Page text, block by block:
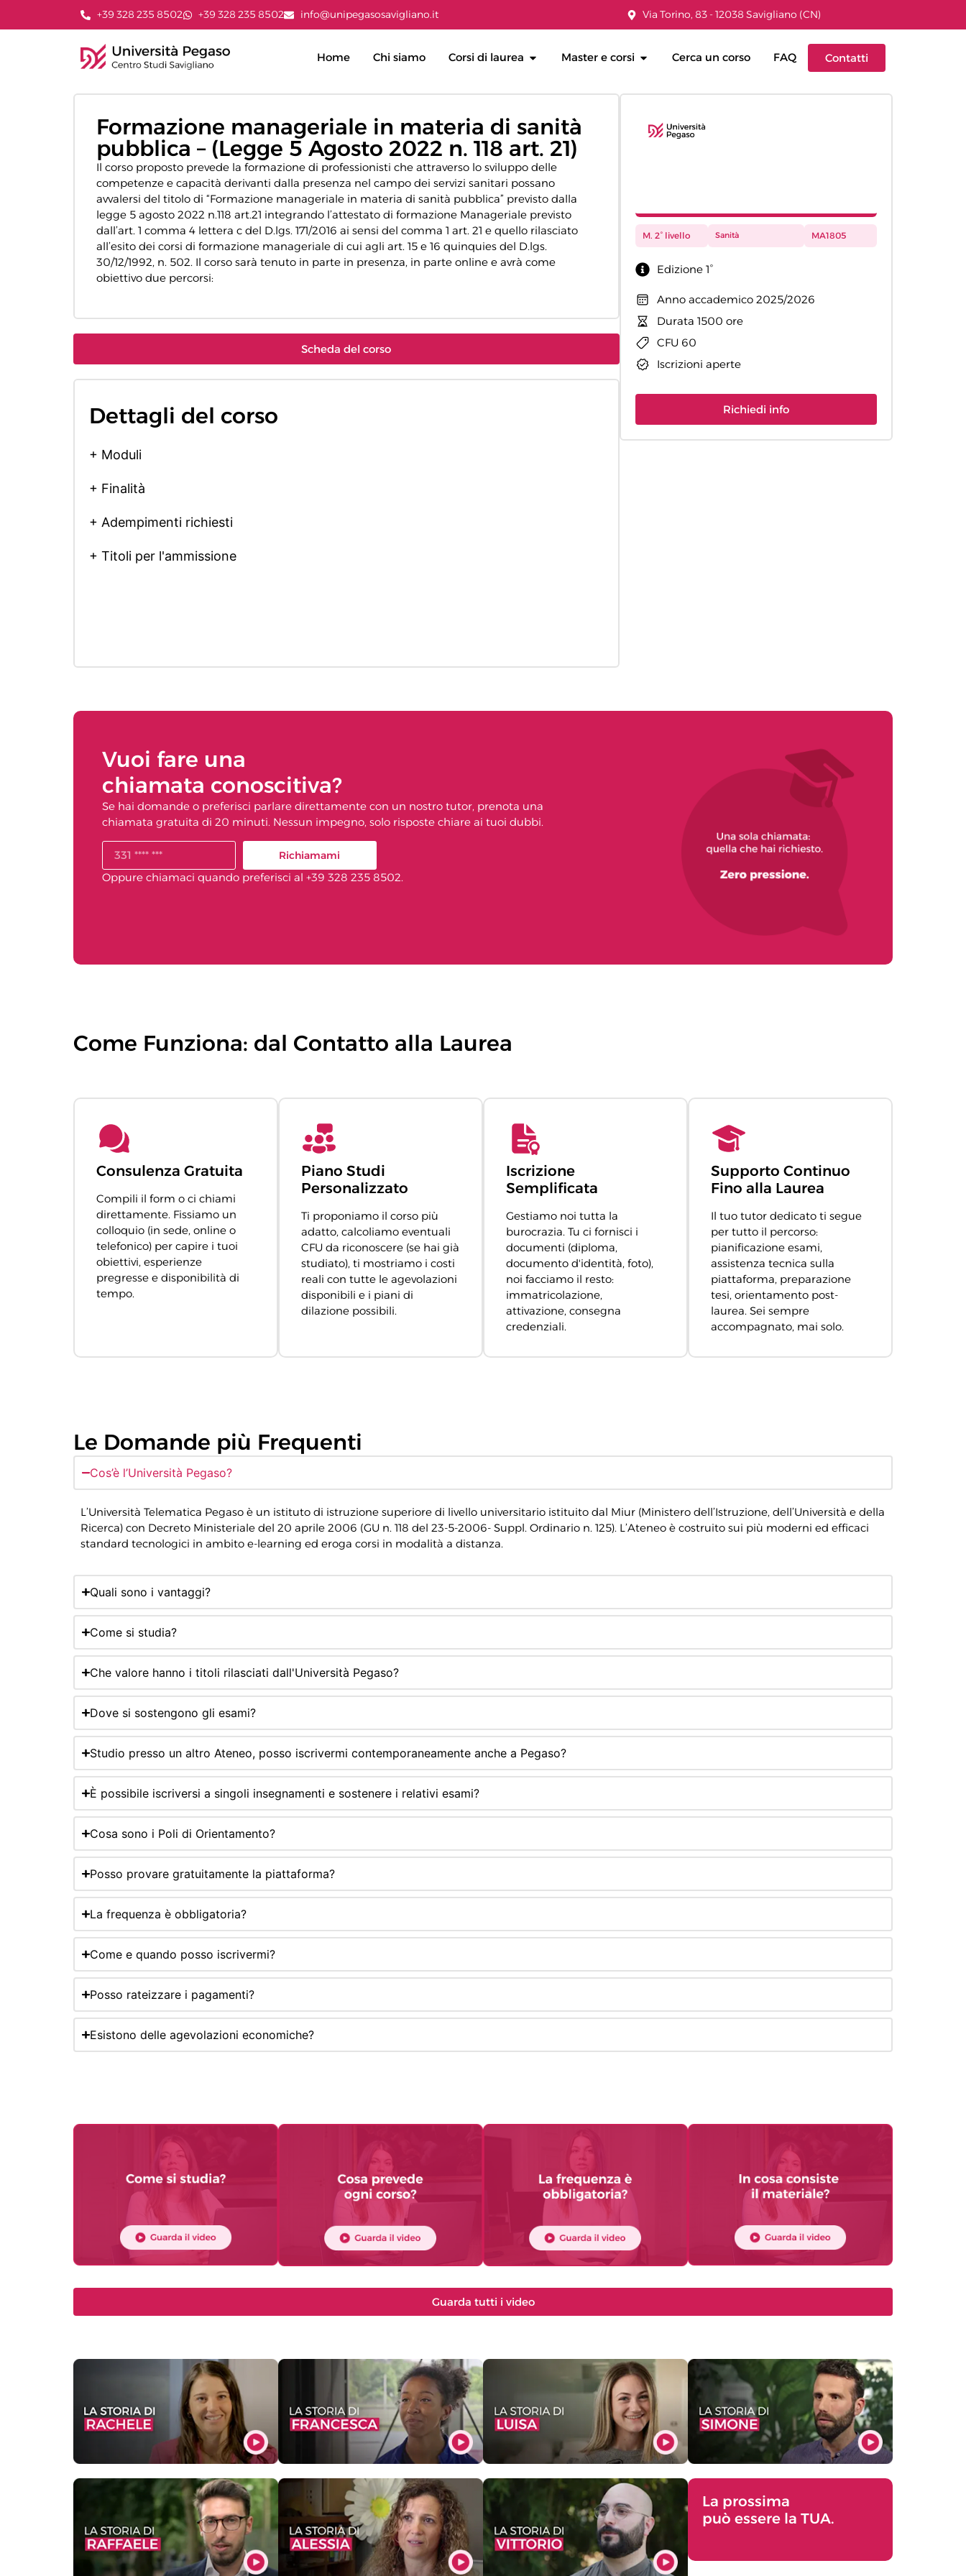
+39 328 235 8502 +39 328 235 8502 info@unipegasosavigliano.it Via Torino, 83 - 12038 Savigliano (CN)
Home Chi siamo Corsi di laurea Master e corsi Cerca un corso FAQ Contatti
Formazione manageriale in materia di sanità
pubblica – (Legge 5 Agosto 2022 n. 118 art. 21)
Il corso proposto prevede la formazione di professionisti che attraverso lo sviluppo delle
competenze e capacità derivanti dalla presenza nel campo dei servizi sanitari possano
avvalersi del titolo di “Formazione manageriale in materia di sanità pubblica” previsto dalla
legge 5 agosto 2022 n.118 art.21 integrando l’attestato di formazione Manageriale previsto
dall’art. 1 comma 4 lettera c del D.lgs. 171/2016 ai sensi del comma 1 art. 21 e quello rilasciato
all’esito dei corsi di formazione manageriale di cui agli art. 15 e 16 quinquies del D.lgs.
30/12/1992, n. 502. Il corso sarà tenuto in parte in presenza, in parte online e avrà come
obiettivo due percorsi:
Scheda del corso
Dettagli del corso
+ Moduli
+ Finalità
+ Adempimenti richiesti
+ Titoli per l'ammissione
M. 2° livello Sanità MA1805
Edizione 1°
Anno accademico 2025/2026
Durata 1500 ore
CFU 60
Iscrizioni aperte
Richiedi info
Vuoi fare una
chiamata conoscitiva?
Se hai domande o preferisci parlare direttamente con un nostro tutor, prenota una
chiamata gratuita di 20 minuti. Nessun impegno, solo risposte chiare ai tuoi dubbi.
Richiamami
Oppure chiamaci quando preferisci al +39 328 235 8502.
Come Funziona: dal Contatto alla Laurea
Consulenza Gratuita
Compili il form o ci chiami
direttamente. Fissiamo un
colloquio (in sede, online o
telefonico) per capire i tuoi
obiettivi, esperienze
pregresse e disponibilità di
tempo.
Piano Studi
Personalizzato
Ti proponiamo il corso più
adatto, calcoliamo eventuali
CFU da riconoscere (se hai già
studiato), ti mostriamo i costi
reali con tutte le agevolazioni
disponibili e i piani di
dilazione possibili.
Iscrizione
Semplificata
Gestiamo noi tutta la
burocrazia. Tu ci fornisci i
documenti (diploma,
documento d'identità, foto),
noi facciamo il resto:
immatricolazione,
attivazione, consegna
credenziali.
Supporto Continuo
Fino alla Laurea
Il tuo tutor dedicato ti segue
per tutto il percorso:
pianificazione esami,
assistenza tecnica sulla
piattaforma, preparazione
tesi, orientamento post-
laurea. Sei sempre
accompagnato, mai solo.
Le Domande più Frequenti
Cos’è l’Università Pegaso?
L’Università Telematica Pegaso è un istituto di istruzione superiore di livello universitario istituito dal Miur (Ministero dell’Istruzione, dell’Università e della
Ricerca) con Decreto Ministeriale del 20 aprile 2006 (GU n. 118 del 23-5-2006- Suppl. Ordinario n. 125). L’Ateneo è costruito sui più moderni ed efficaci
standard tecnologici in ambito e-learning ed eroga corsi in modalità a distanza.
Quali sono i vantaggi?
Come si studia?
Che valore hanno i titoli rilasciati dall'Università Pegaso?
Dove si sostengono gli esami?
Studio presso un altro Ateneo, posso iscrivermi contemporaneamente anche a Pegaso?
È possibile iscriversi a singoli insegnamenti e sostenere i relativi esami?
Cosa sono i Poli di Orientamento?
Posso provare gratuitamente la piattaforma?
La frequenza è obbligatoria?
Come e quando posso iscrivermi?
Posso rateizzare i pagamenti?
Esistono delle agevolazioni economiche?
Guarda tutti i video
La prossima
può essere la TUA.